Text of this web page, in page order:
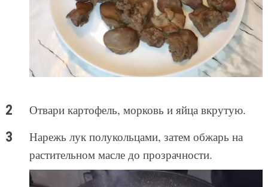
Отвари картофель, морковь и яйца вкрутую.
Нарежь лук полукольцами, затем обжарь на
растительном масле до прозрачности.